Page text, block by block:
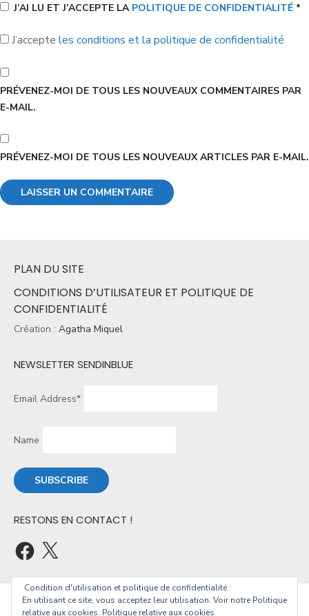
J’AI LU ET J’ACCEPTE LA POLITIQUE DE CONFIDENTIALITÉ *
J’accepte les conditions et la politique de confidentialité
PRÉVENEZ-MOI DE TOUS LES NOUVEAUX COMMENTAIRES PAR
E-MAIL.
PRÉVENEZ-MOI DE TOUS LES NOUVEAUX ARTICLES PAR E-MAIL.
PLAN DU SITE
CONDITIONS D’UTILISATEUR ET POLITIQUE DE
CONFIDENTIALITÉ
Création : Agatha Miquel
NEWSLETTER SENDINBLUE
Email Address*
Name
RESTONS EN CONTACT !
© 2026 Christophe Geourjon
Condition d'utilisation et politique de confidentialité :
En utilisant ce site, vous acceptez leur utilisation. Voir notre Politique
relative aux cookies. Politique relative aux cookies